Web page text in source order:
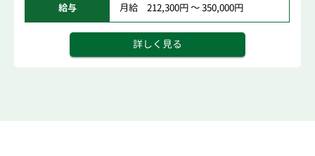
給与 月給 212,300円 ～ 350,000円
詳しく見る